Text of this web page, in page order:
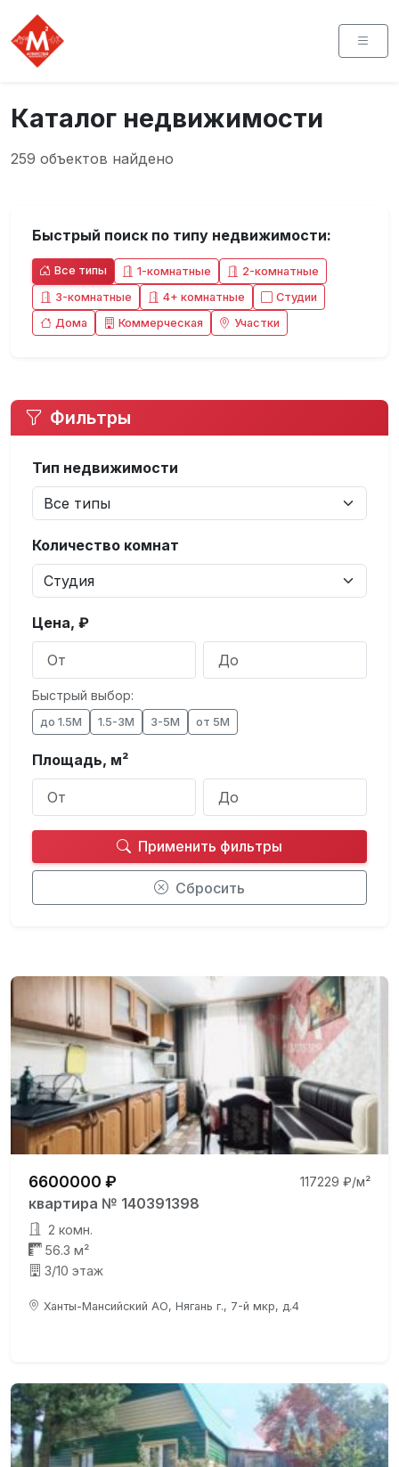
Каталог недвижимости
259 объектов найдено
Быстрый поиск по типу недвижимости:
Все типы 1-комнатные
2-комнатные
3-комнатные
4+ комнатные
Студии
Дома
Коммерческая Участки
Фильтры
Тип недвижимости
Количество комнат
Цена, ₽
Быстрый выбор:
до 1.5М 1.5-3М 3-5М от 5М
Площадь, м²
Применить фильтры
Сбросить
6600000 ₽ 117229 ₽/м²
квартира № 140391398
2 комн.
56.3 м²
3/10 этаж
Ханты-Мансийский АО, Нягань г., 7-й мкр, д.4